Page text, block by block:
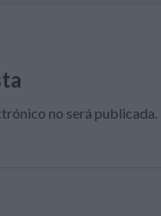
no será publicada.